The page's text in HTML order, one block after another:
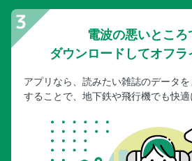
電波の悪いところ
ダウンロードしてオフラ
アプリなら、読みたい雑誌のデータ
することで、地下鉄や飛行機でも快適